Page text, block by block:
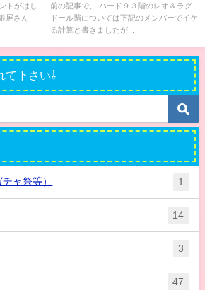
トがはじ
屏さん
前の記事で、 ハード９３階のレオ＆ラグ
ドール階については下記のメンバーでイケ
る計算と書きましたが...
て下さい⇩
ャ祭等） 1
14
3
47